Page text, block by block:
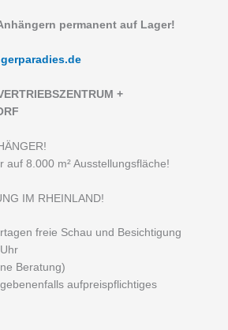
permanent auf Lager!
+
auf 8.000 m² Ausstellungsfläche!
IM RHEINLAND!
freie Schau und Besichtigung
Beratung)
aufpreispflichtiges